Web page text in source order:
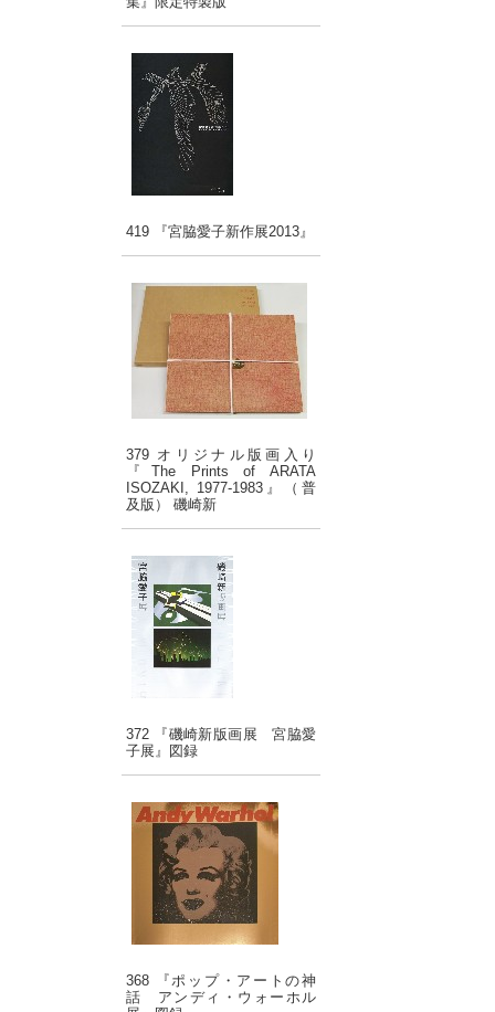
419 『宮脇愛子新作展2013』
379 オリジナル版画入り
『The Prints of ARATA
ISOZAKI, 1977-1983』（普
及版） 磯崎新
372 『磯崎新版画展 宮脇愛
子展』図録
368 『ポップ・アートの神
話 アンディ・ウォーホル